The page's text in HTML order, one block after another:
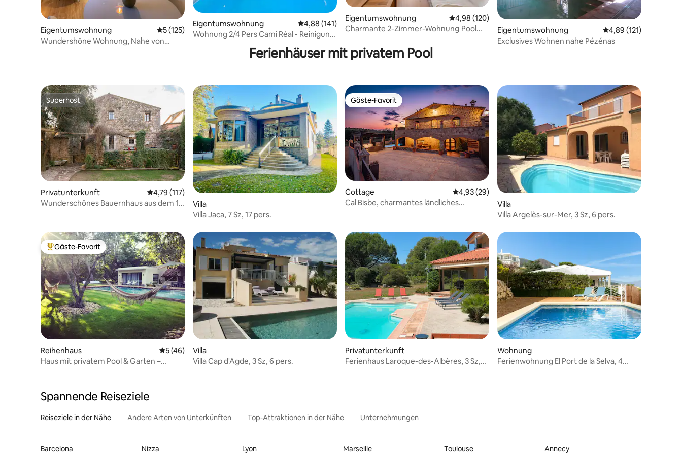
Eigentumswohnung Durchschnittliche Bewertung: 5 von 5, 125 Bewertungen
5 (125)
Wundershöne Wohnung, Nahe von
Eigentumswohnung Durchschnittliche Bewertung: 4,88 von 5, 141 Bewertungen
4,88 (141)
Wohnung 2/4 Pers Cami Réal - Reinigung
Eigentumswohnung Durchschnittliche Bewertung: 4,98 von 5, 120 Bewertungen
4,98 (120)
Charmante 2-Zimmer-Wohnung Pool
Eigentumswohnung Durchschnittliche
4,89 (121)
Exclusives Wohnen nahe Pézénas
Ferienhäuser mit privatem Pool
Superhost
Superhost
Privatunterkunft Durchschnittliche Bewertung: 4,79 von 5, 117 Bewertungen
4,79 (117)
Wunderschönes Bauernhaus aus dem 17.
Villa
Villa Jaca, 7 Sz, 17 pers.
Gäste-Favorit
Gäste-Favorit
Cottage Durchschnittliche Bewertung: 4,93 von 5, 29 Bewertungen
4,93 (29)
Cal Bisbe, charmantes ländliches
Villa
Villa Argelès-sur-Mer, 3 Sz, 6 pers.
Beliebter Gäste-Favorit.
Gäste-Favorit
Reihenhaus Durchschnittliche Bewertung: 5 von 5, 46 Bewertungen
5 (46)
Haus mit privatem Pool & Garten –
Villa
Villa Cap d'Agde, 3 Sz, 6 pers.
Privatunterkunft
Ferienhaus Laroque-des-Albères, 3 Sz,
Wohnung
Ferienwohnung El Port de la Selva, 4
Spannende Reiseziele
Reiseziele in der Nähe Andere Arten von Unterkünften Top-Attraktionen in der Nähe Unternehmungen
Barcelona
Nizza
Lyon
Marseille
Toulouse
Annecy